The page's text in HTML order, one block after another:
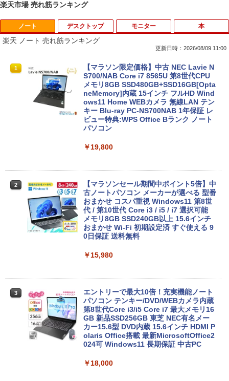
楽天市場 売れ筋ランキング
ノート
楽天 ノート 売れ筋ランキング
更新日時：2026/08/09 11:00
1
【マラソン限定価格】中古 NEC Lavie N
S700/NAB Core i7 8565U 第8世代CPU
メモリ8GB SSD480GB+SSD16GB[Opta
neMemory]内蔵 15インチ フルHD Wind
ows11 Home WEBカメラ 無線LAN テン
キー Blu-ray PC-NS700NAB 1年保証 レ
ビュー特典:WPS Office Bランク ノート
パソコン
￥19,800
2
【マラソンセール期間中ポイント5倍】中
古ノートパソコン メーカーが選べる 型番
おまかせ コスパ重視 Windows11 第8世
代 / 第10世代 Core i3 / i5 / i7 選択可能
メモリ8GB SSD240GB以上 15.6インチ
おまかせ Wi-Fi 初期設定済 すぐ使える 9
0日保証 送料無料
￥15,980
3
エントリーで最大10倍！充実機能ノート
パソコン テンキー/DVD/WEBカメラ内蔵
第8世代Core i3/i5 Core i7 最大メモリ16
GB 新品SSD256GB 東芝 NEC有名メー
カー15.6型 DVD内蔵 15.6インチ HDMI P
olaris Office搭載 最新MicrosoftOffice2
024可 Windows11 長期保証 中古PC
￥18,000
デスクトップ モニター 本